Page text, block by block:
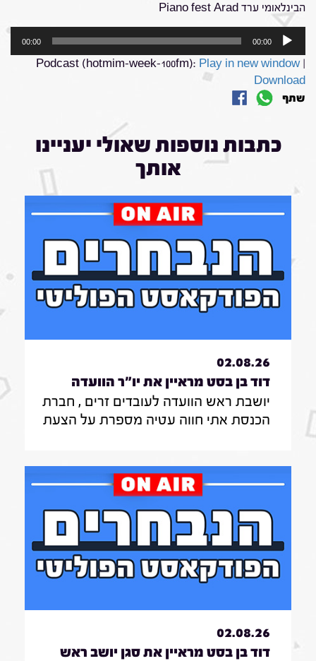
הבינלאומי ערד Piano fest Arad
00:00
00:00
Podcast (hotmim-week-100fm): Play in new window|
Download
שתף
כתבות נוספות שאולי יעניינו
אותך
02.08.26
דוד בן בסט מראיין את יו"ר הוועדה
לעובדים זרים , חברת הכנסת אתי חווה
עטיה|31.7.26
יושבת ראש הוועדה לעובדים זרים , חברת
הכנסת אתי חווה עטיה מספרת על הצעת
עובד זר בסיעוד לבני 85 ומעלה ומה מניע
אותה בעשייה הפרלמנטרית
02.08.26
דוד בן בסט מראיין את סגן יושב ראש